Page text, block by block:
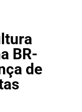
BR-
de